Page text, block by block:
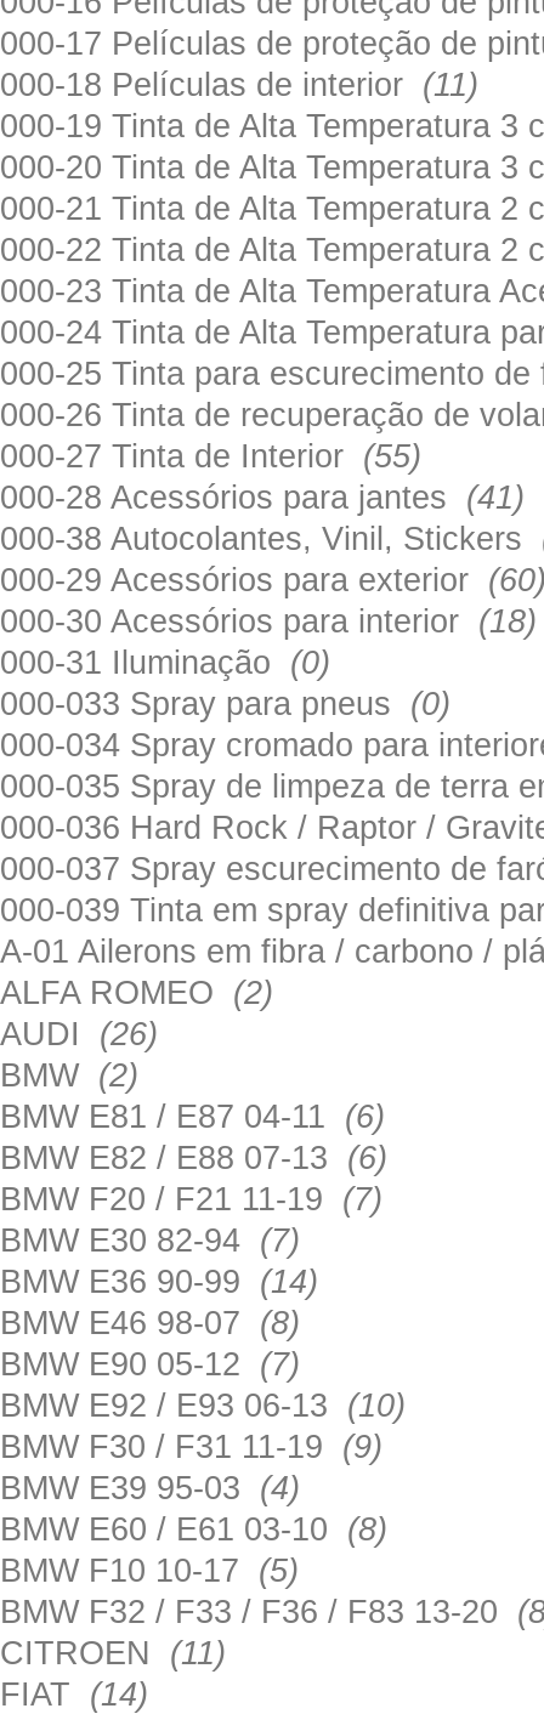
000-17 Películas de proteção de
000-18 Películas de interior (11)
000-19 Tinta de Alta Temperatura
000-20 Tinta de Alta Temperatura
000-21 Tinta de Alta Temperatura
000-22 Tinta de Alta Temperatura
000-23 Tinta de Alta Temperatura
000-24 Tinta de Alta Temperatura
000-25 Tinta para escurecimento
000-26 Tinta de recuperação de
000-27 Tinta de Interior (55)
000-28 Acessórios para jantes (41)
000-38 Autocolantes, Vinil, Stickers
000-29 Acessórios para exterior
000-30 Acessórios para interior (18)
000-31 Iluminação (0)
000-033 Spray para pneus (0)
000-034 Spray cromado para
000-035 Spray de limpeza de terra
000-036 Hard Rock / Raptor /
000-037 Spray escurecimento de
000-039 Tinta em spray definitiva
A-01 Ailerons em fibra / carbono /
ALFA ROMEO (2)
AUDI (26)
BMW (2)
BMW E81 / E87 04-11 (6)
BMW E82 / E88 07-13 (6)
BMW F20 / F21 11-19 (7)
BMW E30 82-94 (7)
BMW E36 90-99 (14)
BMW E46 98-07 (8)
BMW E90 05-12 (7)
BMW E92 / E93 06-13 (10)
BMW F30 / F31 11-19 (9)
BMW E39 95-03 (4)
BMW E60 / E61 03-10 (8)
BMW F10 10-17 (5)
BMW F32 / F33 / F36 / F83 13-20
CITROEN (11)
FIAT (14)